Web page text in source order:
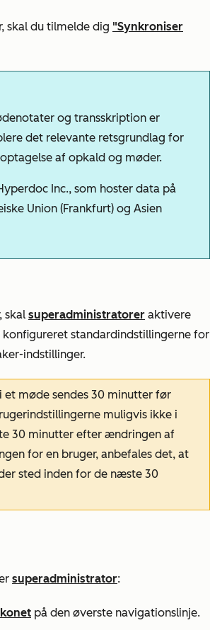
skal du tilmelde dig "Synkroniser
og transskription er
det relevante retsgrundlag for
af opkald og møder.
Inc., som hoster data på
Union (Frankfurt) og Asien
skal superadministratorer aktivere
standardindstillingerne for
indstillinger.
møde sendes 30 minutter før
muligvis ikke i
30 minutter efter ændringen af
for en bruger, anbefales det, at
sted inden for de næste 30
superadministrator:
på den øverste navigationslinje.